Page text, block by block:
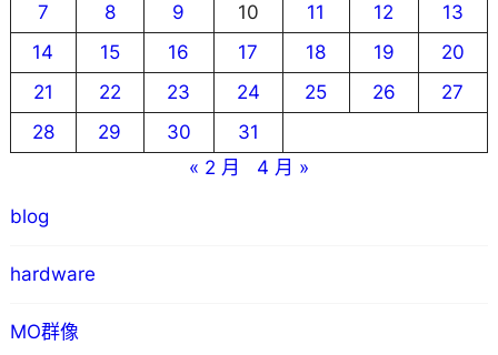
7
8 9 10 11 12
13
14
15 16 17 18 19
20
21
22 23 24 25 26
27
28
29 30
31
« 2 月
4 月 »
blog
hardware
MO群像